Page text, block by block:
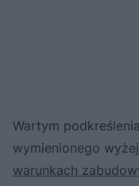
Wartym
wymienionego
warunkach